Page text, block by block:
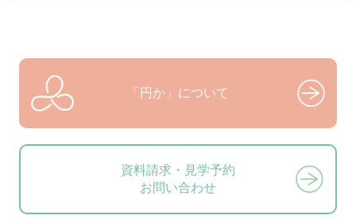
「円か」について
資料請求・見学予約
お問い合わせ